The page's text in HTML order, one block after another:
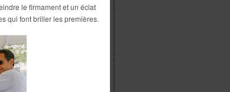
le firmament et un éclat
qui font briller les premières.